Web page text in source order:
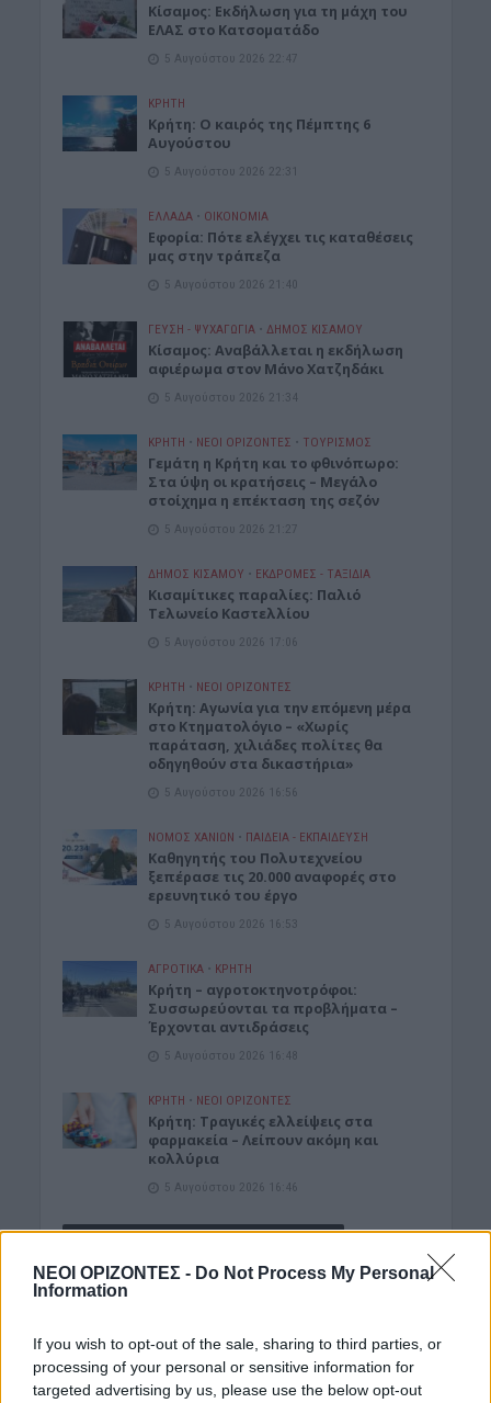
ΝΕΟΙ ΟΡΙΖΟΝΤΕΣ - Do Not Process My Personal
Information
If you wish to opt-out of the sale, sharing to third parties, or
processing of your personal or sensitive information for
targeted advertising by us, please use the below opt-out
Κίσαμος: Εκδήλωση για τη μάχη του
ΕΛΑΣ στο Κατσοματάδο
5 Αυγούστου 2026 22:47
ΚΡΗΤΗ
Κρήτη: Ο καιρός της Πέμπτης 6
Αυγούστου
5 Αυγούστου 2026 22:31
ΕΛΛΑΔΑ • ΟΙΚΟΝΟΜΙΑ
Εφορία: Πότε ελέγχει τις καταθέσεις
μας στην τράπεζα
5 Αυγούστου 2026 21:40
ΓΕΎΣΗ - ΨΥΧΑΓΩΓΊΑ • ΔΉΜΟΣ ΚΙΣΆΜΟΥ
Κίσαμος: Αναβάλλεται η εκδήλωση
αφιέρωμα στον Μάνο Χατζηδάκι
5 Αυγούστου 2026 21:34
ΚΡΗΤΗ • ΝΕΟΙ ΟΡΙΖΟΝΤΕΣ • ΤΟΥΡΙΣΜΟΣ
Γεμάτη η Κρήτη και το φθινόπωρο:
Στα ύψη οι κρατήσεις – Μεγάλο
στοίχημα η επέκταση της σεζόν
5 Αυγούστου 2026 21:27
ΔΉΜΟΣ ΚΙΣΆΜΟΥ • ΕΚΔΡΟΜΈΣ - ΤΑΞΊΔΙΑ
Kισαμίτικες παραλίες: Παλιό
Τελωνείο Καστελλίου
5 Αυγούστου 2026 17:06
ΚΡΗΤΗ • ΝΕΟΙ ΟΡΙΖΟΝΤΕΣ
Kρήτη: Αγωνία για την επόμενη μέρα
στο Κτηματολόγιο – «Χωρίς
παράταση, χιλιάδες πολίτες θα
οδηγηθούν στα δικαστήρια»
5 Αυγούστου 2026 16:56
ΝΟΜΌΣ ΧΑΝΊΩΝ • ΠΑΙΔΕΙΑ - ΕΚΠΑΙΔΕΥΣΗ
Καθηγητής του Πολυτεχνείου
ξεπέρασε τις 20.000 αναφορές στο
ερευνητικό του έργο
5 Αυγούστου 2026 16:53
ΑΓΡΟΤΙΚΑ • ΚΡΗΤΗ
Κρήτη – αγροτοκτηνοτρόφοι:
Συσσωρεύονται τα προβλήματα –
Έρχονται αντιδράσεις
5 Αυγούστου 2026 16:48
ΚΡΗΤΗ • ΝΕΟΙ ΟΡΙΖΟΝΤΕΣ
Κρήτη: Τραγικές ελλείψεις στα
φαρμακεία – Λείπουν ακόμη και
κολλύρια
5 Αυγούστου 2026 16:46
Δημοφιλή αυτή την εβδομάδα